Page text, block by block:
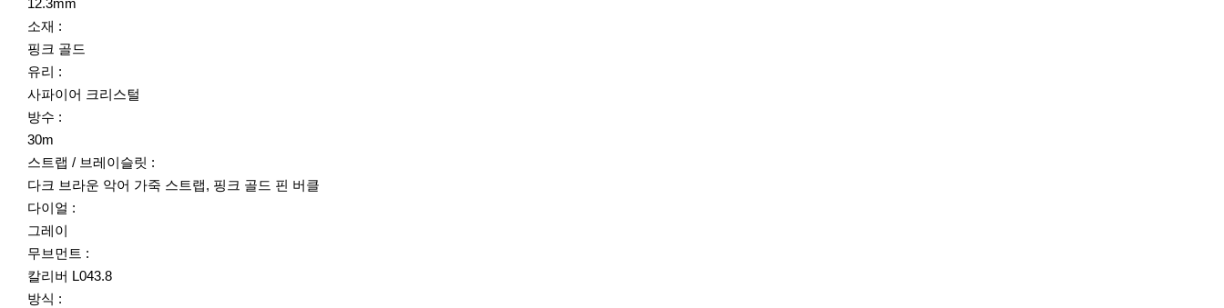
12.3mm
소재 :
핑크 골드
유리 :
사파이어 크리스털
방수 :
30m
스트랩 / 브레이슬릿 :
다크 브라운 악어 가죽 스트랩, 핑크 골드 핀 버클
다이얼 :
그레이
무브먼트 :
칼리버 L043.8
방식 :